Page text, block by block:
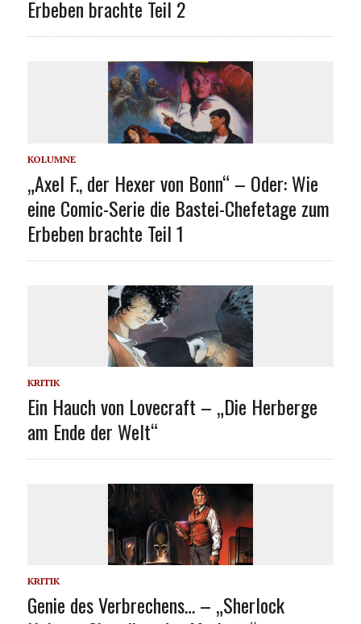
Erbeben brachte Teil 2
KOLUMNE
„Axel F., der Hexer von Bonn“ – Oder: Wie
eine Comic-Serie die Bastei-Chefetage zum
Erbeben brachte Teil 1
KRITIK
Ein Hauch von Lovecraft – „Die Herberge
am Ende der Welt“
KRITIK
Genie des Verbrechens… – „Sherlock